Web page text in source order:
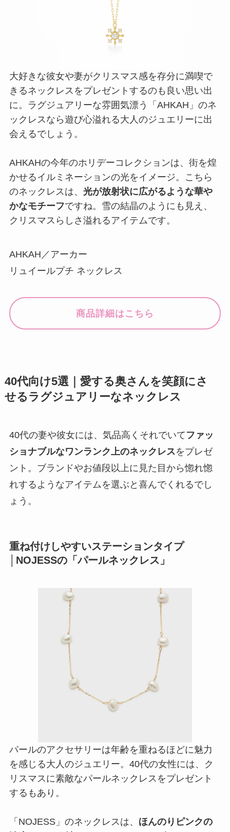
大好きな彼女や妻がクリスマス感を存分に満喫で
きるネックレスをプレゼントするのも良い思い出
に。ラグジュアリーな雰囲気漂う「AHKAH」のネ
ックレスなら遊び心溢れる大人のジュエリーに出
会えるでしょう。
AHKAHの今年のホリデーコレクションは、街を煌
かせるイルミネーションの光をイメージ。こちら
のネックレスは、 光が放射状に広がるような華や
かなモチーフですね。雪の結晶のようにも見え、
クリスマスらしさ溢れるアイテムです。
AHKAH／アーカー
リュイールプチ ネックレス
商品詳細はこちら
40代向け5選｜愛する奥さんを笑顔にさ
せるラグジュアリーなネックレス
40代の妻や彼女には、気品高くそれでいて ファッ
ショナブルなワンランク上のネックレスをプレゼ
ント。ブランドやお値段以上に見た目から惚れ惚
れするようなアイテムを選ぶと喜んでくれるでし
ょう。
重ね付けしやすいステーションタイプ
│NOJESSの「パールネックレス」
パールのアクセサリーは年齢を重ねるほどに魅力
を感じる大人のジュエリー。40代の女性には、ク
リスマスに素敵なパールネックレスをプレゼント
するもあり。
「NOJESS」のネックレスは、 ほんのりピンクの